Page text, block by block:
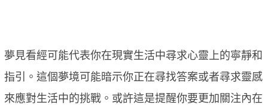
夢見看經可能代表你在現實生活中尋求心靈上的寧靜和
指引。這個夢境可能暗示你正在尋找答案或者尋求靈感
來應對生活中的挑戰。或許這是提醒你要更加關注內在